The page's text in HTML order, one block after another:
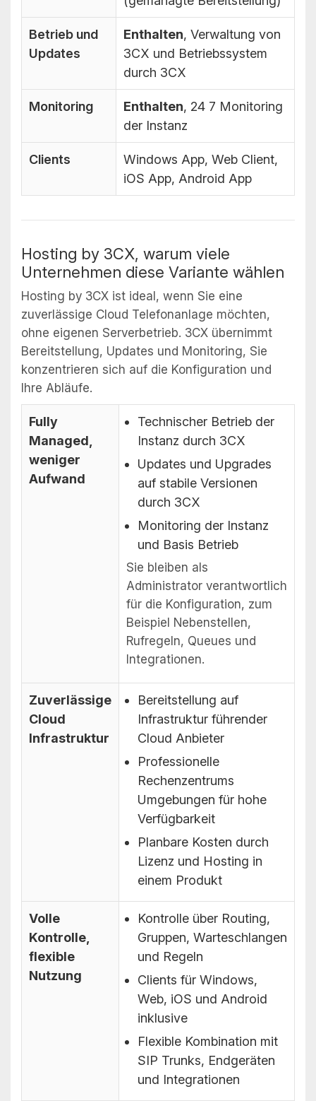
Betrieb und
Updates
Enthalten, Verwaltung von
3CX und Betriebssystem
durch 3CX
Monitoring Enthalten, 24 7 Monitoring
der Instanz
Clients
Windows App, Web Client,
iOS App, Android App
Hosting by 3CX, warum viele
Unternehmen diese Variante wählen
Hosting by 3CX ist ideal, wenn Sie eine
zuverlässige Cloud Telefonanlage möchten,
ohne eigenen Serverbetrieb. 3CX übernimmt
Bereitstellung, Updates und Monitoring, Sie
konzentrieren sich auf die Konfiguration und
Ihre Abläufe.
Fully
Managed,
weniger
Aufwand
Technischer Betrieb der
Instanz durch 3CX
Updates und Upgrades
auf stabile Versionen
durch 3CX
Monitoring der Instanz
und Basis Betrieb
Sie bleiben als
Administrator verantwortlich
für die Konfiguration, zum
Beispiel Nebenstellen,
Rufregeln, Queues und
Integrationen.
Zuverlässige
Cloud
Infrastruktur
Bereitstellung auf
Infrastruktur führender
Cloud Anbieter
Professionelle
Rechenzentrums
Umgebungen für hohe
Verfügbarkeit
Planbare Kosten durch
Lizenz und Hosting in
einem Produkt
Volle
Kontrolle,
flexible
Nutzung
Kontrolle über Routing,
Gruppen, Warteschlangen
und Regeln
Clients für Windows,
Web, iOS und Android
inklusive
Flexible Kombination mit
SIP Trunks, Endgeräten
und Integrationen